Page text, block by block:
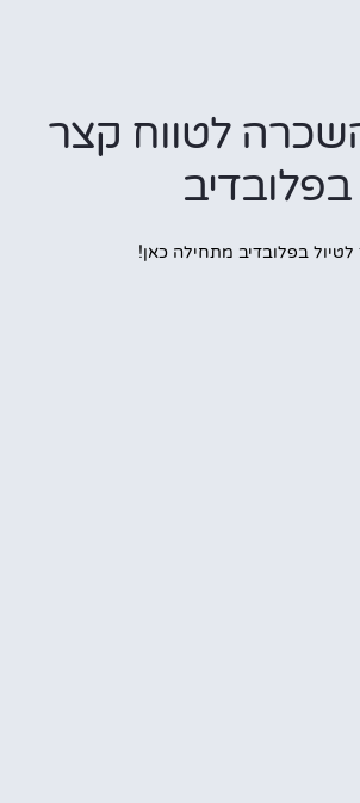
לטווח קצר
מתחילה כאן!